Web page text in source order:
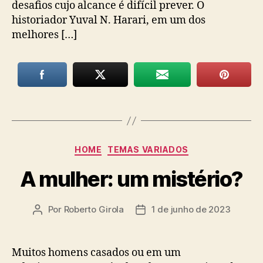
desafios cujo alcance é difícil prever. O
historiador Yuval N. Harari, em um dos
melhores […]
Categorias
HOME TEMAS VARIADOS
A mulher: um mistério?
Autor
Por Roberto Girola
Data1 de junho de 2023
Muitos homens casados ou em um